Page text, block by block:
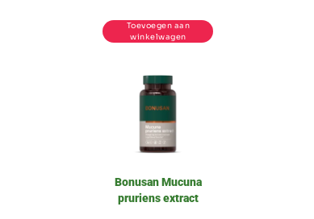
Toevoegen aan
winkelwagen
Bonusan Mucuna
pruriens extract